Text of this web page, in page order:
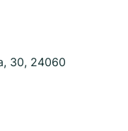
30, 24060